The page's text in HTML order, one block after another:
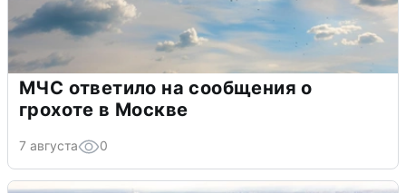
МЧС ответило на сообщения о
грохоте в Москве
7 августа 0